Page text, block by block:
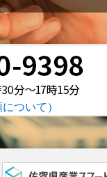
ついて）